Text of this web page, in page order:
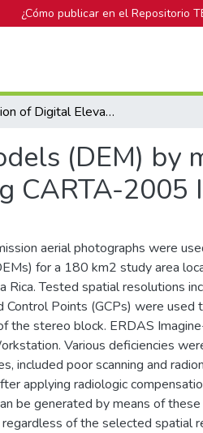
¿Cómo publicar en el Repositorio
Generation of Digital Elevation Models (DEM) by means of Photogrammetric Techniques using CARTA-2005 Imagery
(DEM) by
CARTA-2005
aerial photographs were
for a 180 km2 study area
Rica. Tested spatial resolutions
Points (GCPs) were used
the stereo block. ERDAS
Various deficiencies
included poor scanning and
applying radiologic
be generated by means of
of the selected spatial